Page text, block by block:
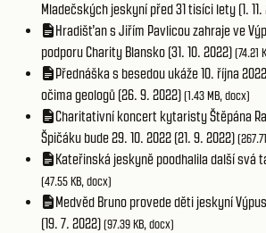
Mladečských jeskyní před 31 tisíci lety (1. 11.
Hradišťan s Jiřím Pavlicou zahraje ve
podporu Charity Blansko (31. 10. 2022)(74.21
Přednáška s besedou ukáže 10. října
očima geologů (26. 9. 2022)(1.43 MB, docx)
Charitativní koncert kytaristy Štěpána
Špičáku bude 29. 10. 2022 (21. 9. 2022)
Kateřinská jeskyně poodhalila další svá
(47.55 KB, docx)
Medvěd Bruno provede děti jeskyní
(19. 7. 2022)(97.39 KB, docx)